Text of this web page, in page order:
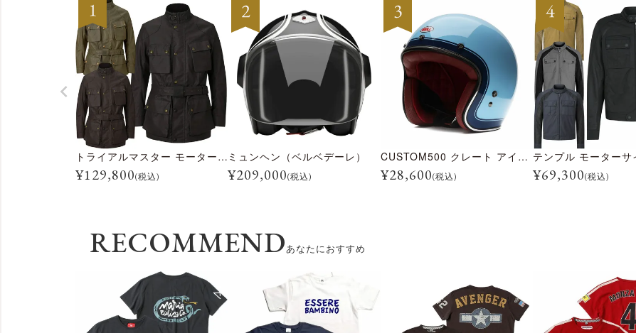
トライアルマスター モーターサイクル ジャケット
¥129,800(税込)
ミュンヘン（ベルベデーレ）
¥209,000(税込)
CUSTOM500 クレート アイスブルー
¥28,600(税込) ¥69,300(税込)
RECOMMENDあなたにおすすめ